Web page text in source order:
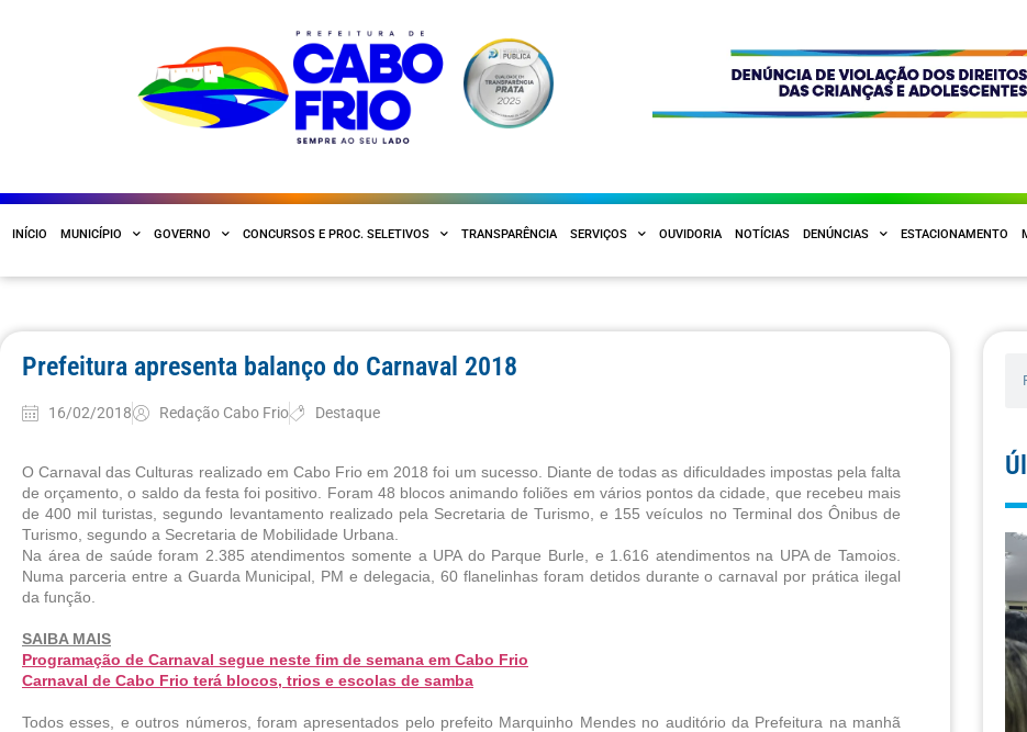
INÍCIO MUNICÍPIO GOVERNO CONCURSOS E PROC. SELETIVOS TRANSPARÊNCIA SERVIÇOS OUVIDORIA NOTÍCIAS DENÚNCIAS ESTACIONAMENTO
Prefeitura apresenta balanço do Carnaval 2018
16/02/2018 Redação Cabo Frio Destaque
O Carnaval das Culturas realizado em Cabo Frio em 2018 foi um sucesso. Diante de todas as dificuldades impostas pela falta
de orçamento, o saldo da festa foi positivo. Foram 48 blocos animando foliões em vários pontos da cidade, que recebeu mais
de 400 mil turistas, segundo levantamento realizado pela Secretaria de Turismo, e 155 veículos no Terminal dos Ônibus de
Turismo, segundo a Secretaria de Mobilidade Urbana.
Na área de saúde foram 2.385 atendimentos somente a UPA do Parque Burle, e 1.616 atendimentos na UPA de Tamoios.
Numa parceria entre a Guarda Municipal, PM e delegacia, 60 flanelinhas foram detidos durante o carnaval por prática ilegal
da função.
SAIBA MAIS
Programação de Carnaval segue neste fim de semana em Cabo Frio
Carnaval de Cabo Frio terá blocos, trios e escolas de samba
Todos esses, e outros números, foram apresentados pelo prefeito Marquinho Mendes no auditório da Prefeitura na manhã